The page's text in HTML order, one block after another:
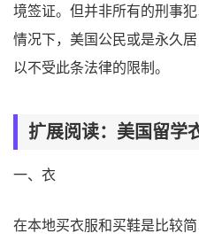
境签证。但并非所有的刑事
情况下，美国公民或是永久
以不受此条法律的限制。
扩展阅读：美国留学
一、衣
在本地买衣服和买鞋是比较